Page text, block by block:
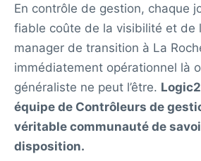
En contrôle de gestion, chaque
fiable coûte de la visibilité et de
manager de transition à La
immédiatement opérationnel là
généraliste ne peut l’être.
équipe de Contrôleurs de
véritable communauté de
disposition.